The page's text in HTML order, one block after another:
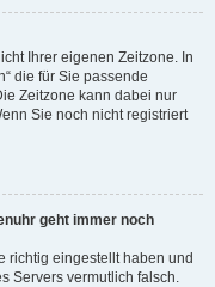
Ihrer eigenen Zeitzone. In
die für Sie passende
Zeitzone kann dabei nur
Sie noch nicht registriert
geht immer noch
richtig eingestellt haben und
Servers vermutlich falsch.